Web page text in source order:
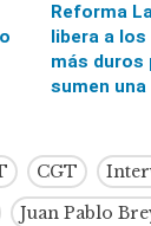
Reforma
libera a
más duros
sumen una
CGT
Juan Pablo